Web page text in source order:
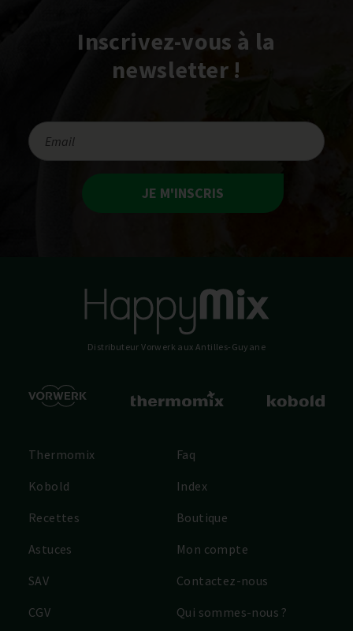
Inscrivez-vous à la
newsletter !
JE M'INSCRIS
Distributeur Vorwerk aux Antilles-Guyane
Thermomix
Kobold
Recettes
Astuces
SAV
CGV
Faq
Index
Boutique
Mon compte
Contactez-nous
Qui sommes-nous ?